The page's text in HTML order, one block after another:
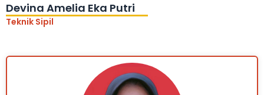
Devina Amelia Eka Putri
Teknik Sipil